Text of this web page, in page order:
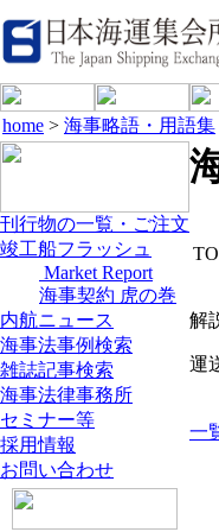
home > 海事略語・用語集
刊行物の一覧・ご注文
竣工船フラッシュ
Market Report
海事契約 虎の巻
内航ニュース
海事法事例検索
雑誌記事検索
海事法律事務所
セミナー等
採用情報
お問い合わせ
解
運
一